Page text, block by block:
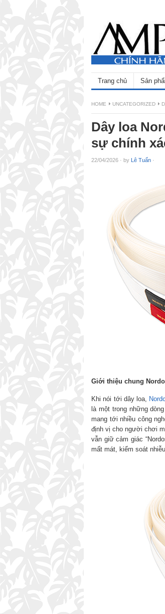
Trang chủ Sản
HOME UNCATEGORIZED
Dây loa
sự chính
22/04/2026 · by Lê Tuấn ·
Giới thiệu chung
Khi nói tới dây loa,
là một trong những
mang tới nhiều công
định vị cho người chơi
vẫn giữ cảm giác
mất mát, kiểm soát